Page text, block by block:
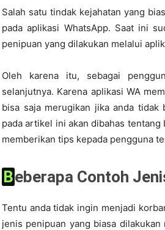
Salah satu tindak kejahatan yang
pada aplikasi WhatsApp. Saat ini
penipuan yang dilakukan melalui
Oleh karena itu, sebagai
selanjutnya. Karena aplikasi WA
bisa saja merugikan jika anda
pada artikel ini akan dibahas
memberikan tips kepada pengguna
Beberapa Contoh
Tentu anda tidak ingin menjadi
jenis penipuan yang biasa